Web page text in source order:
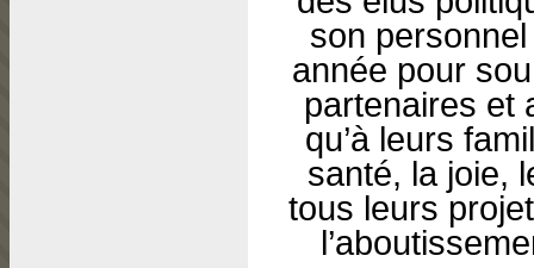
son
année pour
partenaires et
qu’à leurs
santé, la joie,
tous leurs